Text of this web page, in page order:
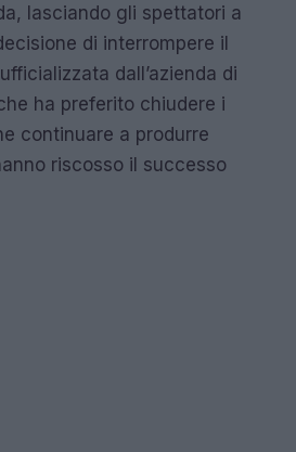
lasciando gli spettatori a
di interrompere il
dall’azienda di
ha preferito chiudere i
continuare a produrre
riscosso il successo